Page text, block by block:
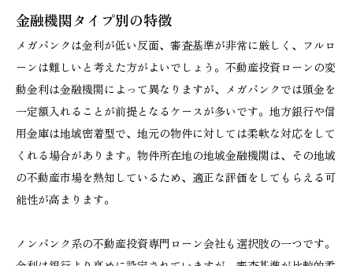
金融機関タイプ別の特徴
メガバンクは金利が低い反面、審査基準が非常に厳しく、フルロ
ーンは難しいと考えた方がよいでしょう。不動産投資ローンの変
動金利は金融機関によって異なりますが、メガバンクでは頭金を
一定額入れることが前提となるケースが多いです。地方銀行や信
用金庫は地域密着型で、地元の物件に対しては柔軟な対応をして
くれる場合があります。物件所在地の地域金融機関は、その地域
の不動産市場を熟知しているため、適正な評価をしてもらえる可
能性が高まります。
ノンバンク系の不動産投資専門ローン会社も選択肢の一つです。